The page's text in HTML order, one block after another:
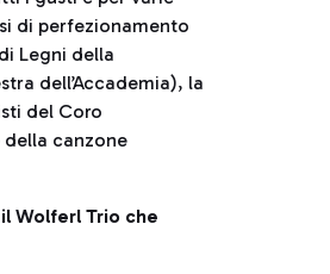
di perfezionamento
Legni della
dell’Accademia), la
del Coro
della canzone
Wolferl Trio che